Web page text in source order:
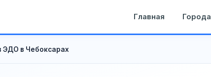
Главная Города
в Чебоксарах